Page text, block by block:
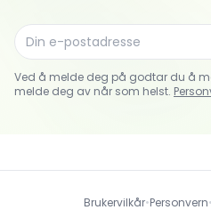
Ved å melde deg på godtar du å
melde deg av når som helst.
Brukervilkår•Personvern•